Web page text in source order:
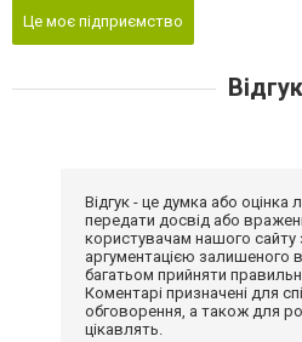
Це моє підприємство
Відгук - це думка або
передати досвід або
користувачам нашого
аргументацією залишеного
багатьом прийняти
Коментарі призначені для
обговорення, а також для
цікавлять.